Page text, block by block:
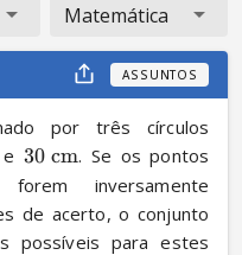
Matemática
ASSUNTOS
por três círculos
e 30 cm. Se os pontos
inversamente
de acerto, o conjunto
possíveis para estes